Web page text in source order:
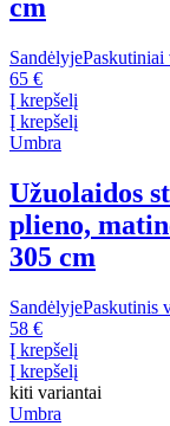
cm
SandėlyjePaskutiniai
65 €
Į krepšelį
Į krepšelį
Umbra
Užuolaidos
plieno,
305 cm
SandėlyjePaskutinis
58 €
Į krepšelį
Į krepšelį
kiti variantai
Umbra